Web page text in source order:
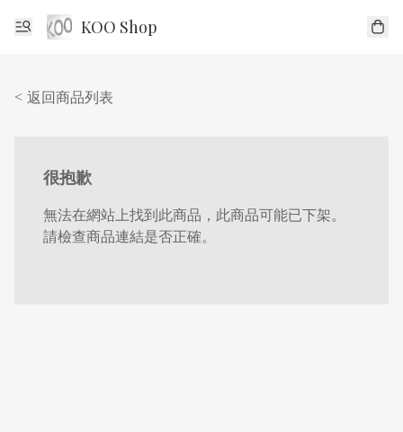
KOO Shop
< 返回商品列表
很抱歉
無法在網站上找到此商品，此商品可能已下架。
請檢查商品連結是否正確。